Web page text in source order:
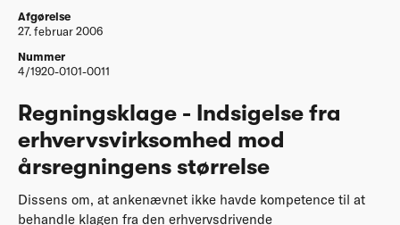
Afgørelse
27. februar 2006
Nummer
4/1920-0101-0011
Regningsklage - Indsigelse fra
erhvervsvirksomhed mod
årsregningens størrelse
Dissens om, at ankenævnet ikke havde kompetence til at
behandle klagen fra den erhvervsdrivende